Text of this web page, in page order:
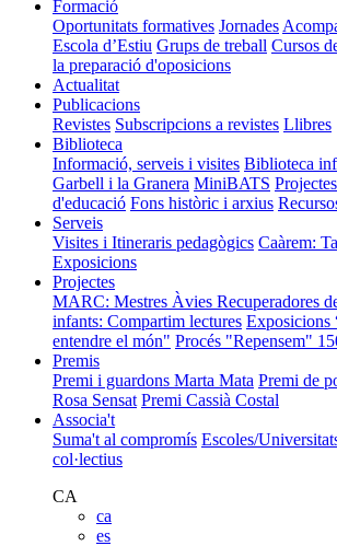
Formació
Oportunitats formatives Jornades
Escola d’Estiu Grups de treball Cursos
la preparació d'oposicions
Actualitat
Publicacions
Revistes Subscripcions a revistes Llibres
Biblioteca
Informació, serveis i visites Biblioteca
Garbell i la Granera MiniBATS Projectes
d'educació Fons històric i arxius
Serveis
Visites i Itineraris pedagògics Caàrem:
Exposicions
Projectes
MARC: Mestres Àvies Recuperadores
infants: Compartim lectures Exposicions
entendre el món" Procés "Repensem"
Premis
Premi i guardons Marta Mata Premi de
Rosa Sensat Premi Cassià Costal
Associa't
Suma't al compromís Escoles/
col·lectius
CA
ca
es